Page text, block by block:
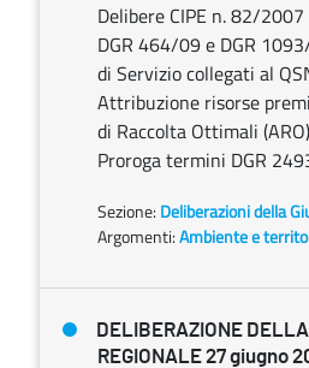
Delibere CIPE n. 82/
DGR 464/09 e DGR
di Servizio collegati al
Attribuzione risorse
di Raccolta Ottimali
Proroga termini DGR
Sezione: Deliberazioni della
Argomenti:Ambiente e
DELIBERAZIONE
REGIONALE 27 giugno